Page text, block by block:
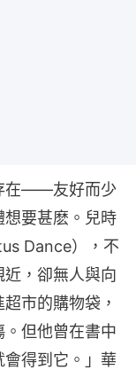
在——友好而少
要甚麽。兒時
Dance），不
，卻無人與向
市的購物袋，
但他曾在書中
得到它。」華